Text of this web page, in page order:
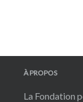
À PROPOS
La Fondation